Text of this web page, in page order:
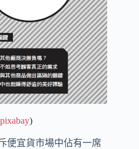
pixabay)
便宜貨市場中佔有一席